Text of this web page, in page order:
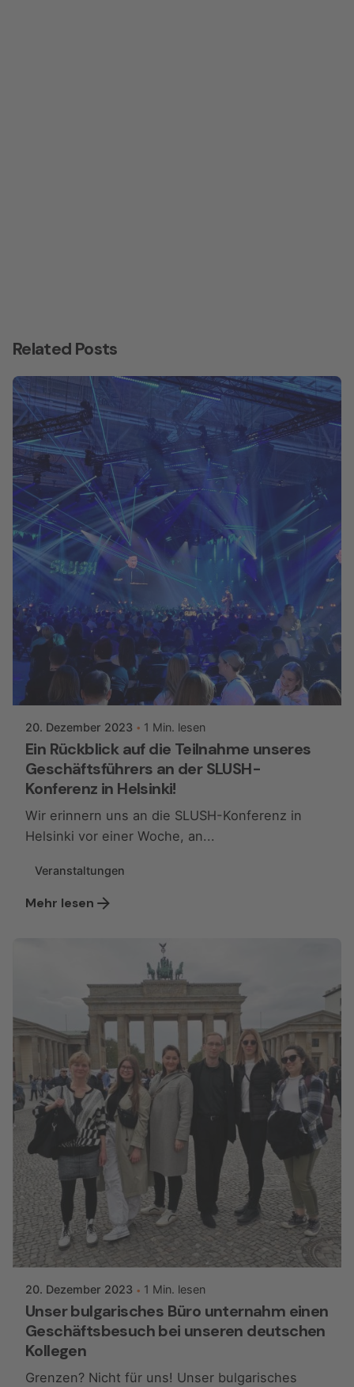
Related Posts
Posted by
ggmwebsiteaccess
20. Dezember 2023 1 Min. lesen
Ein Rückblick auf die Teilnahme unseres
Geschäftsführers an der SLUSH-
Konferenz in Helsinki!
Wir erinnern uns an die SLUSH-Konferenz in
Helsinki vor einer Woche, an...
Veranstaltungen
Mehr lesen
Posted by
ggmwebsiteaccess
20. Dezember 2023 1 Min. lesen
Unser bulgarisches Büro unternahm einen
Geschäftsbesuch bei unseren deutschen
Kollegen
Grenzen? Nicht für uns! Unser bulgarisches